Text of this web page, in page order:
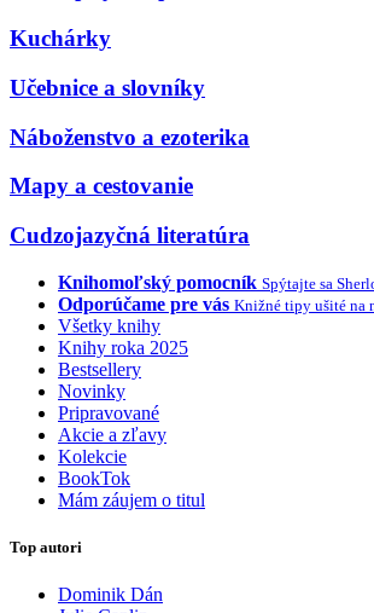
Kuchárky
Učebnice a slovníky
Náboženstvo a ezoterika
Mapy a cestovanie
Cudzojazyčná literatúra
Knihomoľský pomocník Spýtajte sa
Odporúčame pre vás Knižné tipy ušité na
Všetky knihy
Knihy roka 2025
Bestsellery
Novinky
Pripravované
Akcie a zľavy
Kolekcie
BookTok
Mám záujem o titul
Top autori
Dominik Dán